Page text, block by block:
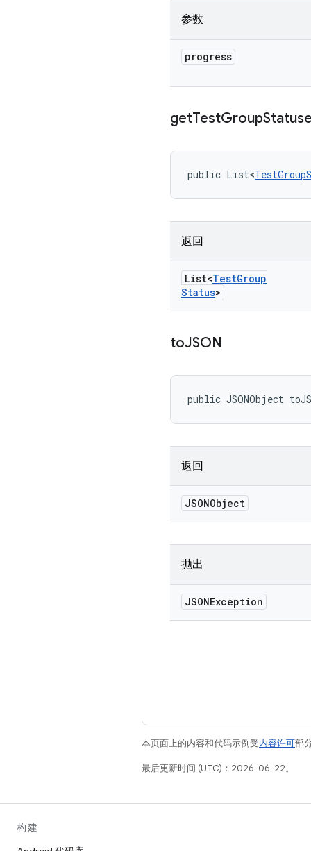
参数
progress
getTestGroup
public List<
返回
List<TestGroup
Status>
toJSON
public JSONObject
返回
JSONObject
抛出
JSONException
本页面上的内容和代码示例受内容许可部
最后更新时间 (UTC)：2026-06-22。
构建